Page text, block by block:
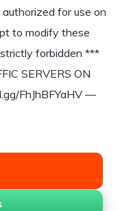
for use on
to modify these
forbidden ***
SERVERS ON
FhJhBFYaHV —